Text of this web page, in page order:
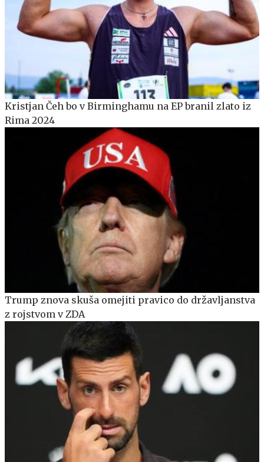
Kristjan Čeh bo v Birminghamu na EP branil zlato iz
Rima 2024
Trump znova skuša omejiti pravico do državljanstva
z rojstvom v ZDA